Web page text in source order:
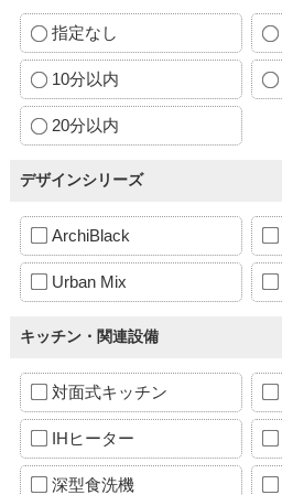
指定なし
10分以内
20分以内
デザインシリーズ
ArchiBlack
Urban Mix
キッチン・関連設備
対面式キッチン
IHヒーター
深型食洗機